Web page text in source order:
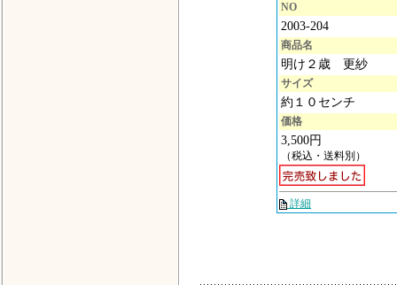
NO
2003-204
商品名
明け２歳 更紗
サイズ
約１０センチ
価格
3,500円
（税込・送料別）
詳細